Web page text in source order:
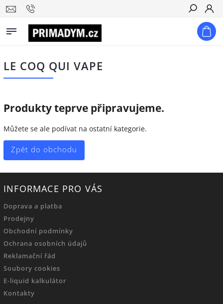
Hledat
LE COQ QUI VAPE
Produkty teprve připravujeme.
Můžete se ale podívat na ostatní kategorie.
Zpět do obchodu
INFORMACE PRO VÁS
Doprava a platba
Prodejny
Obchodní podmínky
Ochrana osobních údajů
Reklamační řád
Soubory cookies
E-liquid kalkulátor
Kontakty